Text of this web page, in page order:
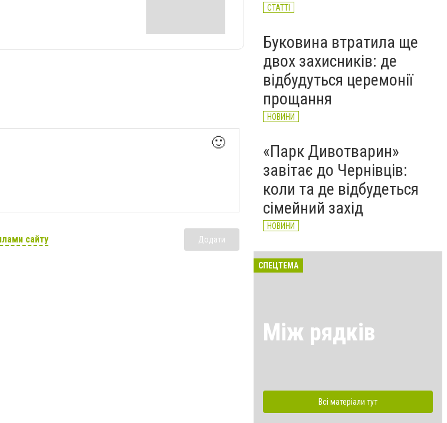
🙂
сайту Додати
СТАТТІ
Буковина втратила ще
двох захисників: де
відбудуться церемонії
прощання
НОВИНИ
«Парк Дивотварин»
завітає до Чернівців:
коли та де відбудеться
сімейний захід
НОВИНИ
СПЕЦТЕМА
Між рядків
Всі матеріали тут